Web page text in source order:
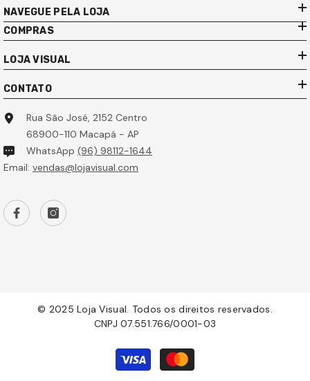
NAVEGUE PELA LOJA
COMPRAS
LOJA VISUAL
CONTATO
Rua São José, 2152 Centro
68900-110 Macapá - AP
WhatsApp (96) 98112-1644
Email: vendas@lojavisual.com
© 2025 Loja Visual. Todos os direitos reservados.
CNPJ 07.551.766/0001-03
Formas
de